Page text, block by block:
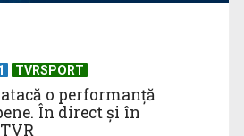
TVRSPORT
o performanţă
În direct şi în